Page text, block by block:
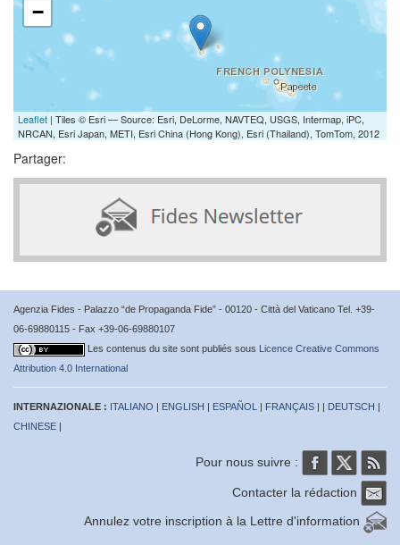
−
Leaflet | Tiles © Esri — Source: Esri, DeLorme, NAVTEQ, USGS, Intermap, iPC,
NRCAN, Esri Japan, METI, Esri China (Hong Kong), Esri (Thailand), TomTom, 2012
Partager:
Agenzia Fides - Palazzo “de Propaganda Fide” - 00120 - Città del Vaticano Tel. +39-
06-69880115 - Fax +39-06-69880107
Les contenus du site sont publiés sous
Licence Creative Commons
Attribution 4.0 International
INTERNAZIONALE : ITALIANO ENGLISH ESPAÑOL FRANÇAIS DEUTSCH
CHINESE
Pour nous suivre :
Contacter la rédaction
Annulez votre inscription à la Lettre d'information